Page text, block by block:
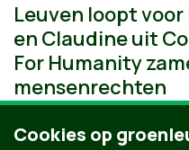
Leuven loopt
en Claudine uit
For Humanity
mensenrechten
Cookies op